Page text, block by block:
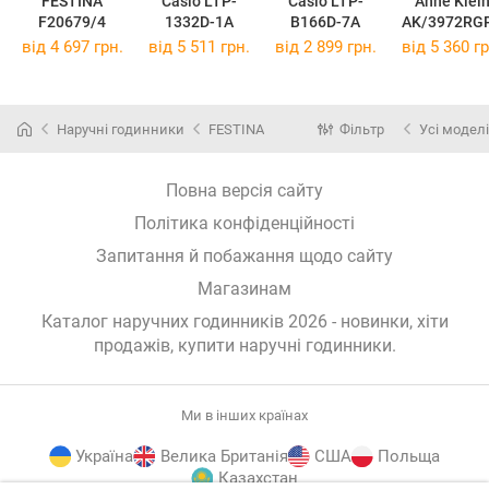
F20679/4
1332D-1A
B166D-7A
AK/
від 4 697 грн. від 5 511 грн. від 2 899 грн. від 5 360
Наручні годинники FESTINA Фільтр Усі моделі
Повна версія сайту
Політика конфіденційності
Запитання й побажання щодо сайту
Магазинам
Каталог наручних годинників 2026 - новинки, хіти
продажів, купити наручні годинники.
Ми в інших країнах
Україна Велика Британія США
Польща
Казахстан